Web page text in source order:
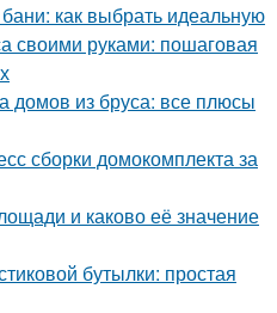
как выбрать идеальную
своими руками: пошаговая
домов из бруса: все плюсы
сборки домокомплекта за
и каково её значение
бутылки: простая